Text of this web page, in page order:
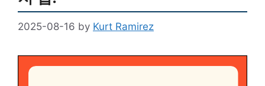
2025-08-16 by Kurt Ramirez